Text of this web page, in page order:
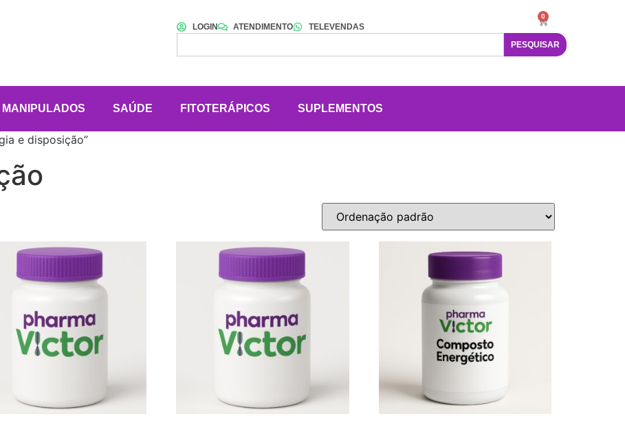
LOGIN ATENDIMENTO
TELEVENDAS
PESQUISAR
0
MANIPULADOS SAÚDE FITOTERÁPICOS SUPLEMENTOS
e disposição”